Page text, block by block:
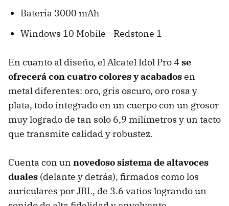
Batería 3000 mAh
Windows 10 Mobile –Redstone 1
En cuanto al diseño, el Alcatel Idol Pro 4 se
ofrecerá con cuatro colores y acabadosen
metal diferentes: oro, gris oscuro, oro rosa y
plata, todo integrado en un cuerpo con un grosor
muy logrado de tan solo 6,9 milímetros y un tacto
que transmite calidad y robustez.
Cuenta con un novedoso sistema de altavoces
duales (delante y detrás), firmados como los
auriculares por JBL, de 3.6 vatios logrando un